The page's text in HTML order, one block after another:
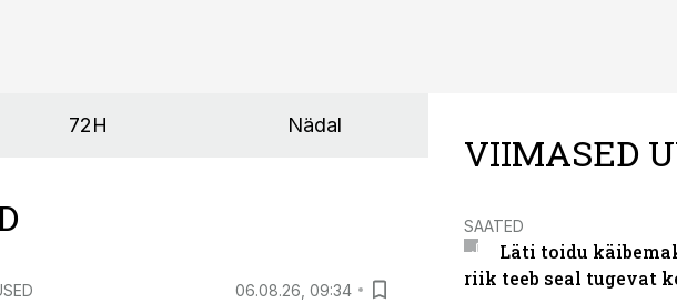
72H Nädal
06.08.26, 09:34
VIIMASED
SAATED
Läti toidu
riik teeb seal tugevat